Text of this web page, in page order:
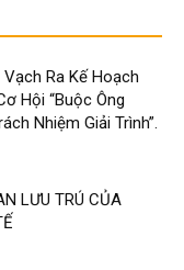
Ra Kế Hoạch
Hội “Buộc Ông
Nhiệm Giải Trình”.
LƯU TRÚ CỦA